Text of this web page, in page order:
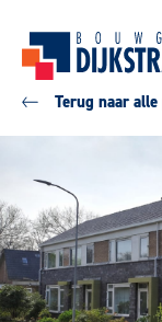
Terug naar